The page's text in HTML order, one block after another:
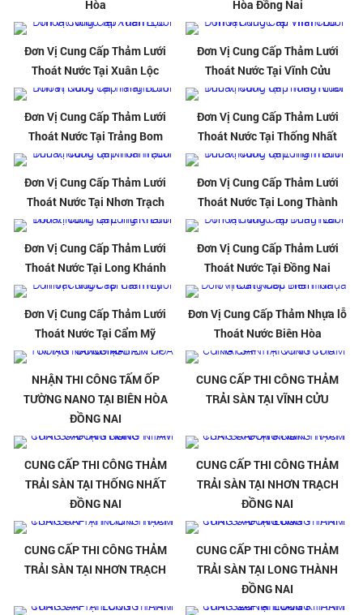
Hòa
Hòa Đồng Nai
Đơn Vị Cung Cấp Thảm Lưới
Thoát Nước Tại Xuân Lộc
Đơn Vị Cung Cấp Thảm Lưới
Thoát Nước Tại Vĩnh Cửu
Đơn Vị Cung Cấp Thảm Lưới
Thoát Nước Tại Trảng Bom
Đơn Vị Cung Cấp Thảm Lưới
Thoát Nước Tại Thống Nhất
Đơn Vị Cung Cấp Thảm Lưới
Thoát Nước Tại Nhơn Trạch
Đơn Vị Cung Cấp Thảm Lưới
Thoát Nước Tại Long Thành
Đơn Vị Cung Cấp Thảm Lưới
Thoát Nước Tại Long Khánh
Đơn Vị Cung Cấp Thảm Lưới
Thoát Nước Tại Đồng Nai
Đơn Vị Cung Cấp Thảm Lưới
Thoát Nước Tại Cẩm Mỹ
Đơn Vị Cung Cấp Thảm Nhựa lỗ
Thoát Nước Biên Hòa
NHẬN THI CÔNG TẤM ỐP
TƯỜNG NANO TẠI BIÊN HÒA
ĐỒNG NAI
CUNG CẤP THI CÔNG THẢM
TRẢI SÀN TẠI VĨNH CỬU
CUNG CẤP THI CÔNG THẢM
TRẢI SÀN TẠI THỐNG NHẤT
ĐỒNG NAI
CUNG CẤP THI CÔNG THẢM
TRẢI SÀN TẠI NHƠN TRẠCH
ĐỒNG NAI
CUNG CẤP THI CÔNG THẢM
TRẢI SÀN TẠI NHƠN TRẠCH
CUNG CẤP THI CÔNG THẢM
TRẢI SÀN TẠI LONG THÀNH
ĐỒNG NAI